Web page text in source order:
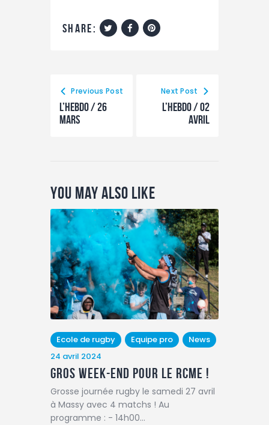
share:
Previous Post
L’hebdo / 26
mars
Next Post
L’hebdo / 02
avril
You May Also Like
Ecole de rugby Equipe pro
News
24 avril 2024
Gros week-end pour le rcme !
Grosse journée rugby le samedi 27 avril
à Massy avec 4 matchs ! Au
programme : - 14h00…